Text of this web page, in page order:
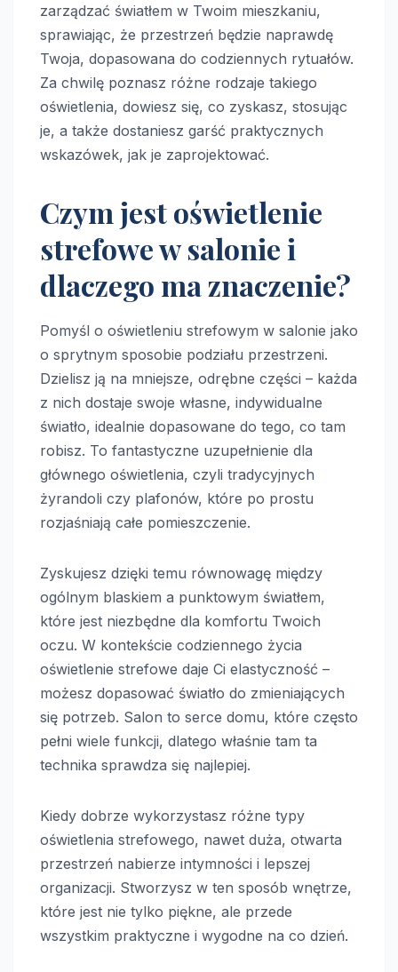
zarządzać światłem w Twoim mieszkaniu,
sprawiając, że przestrzeń będzie naprawdę
Twoja, dopasowana do codziennych rytuałów.
Za chwilę poznasz różne rodzaje takiego
oświetlenia, dowiesz się, co zyskasz, stosując
je, a także dostaniesz garść praktycznych
wskazówek, jak je zaprojektować.
Czym jest oświetlenie
strefowe w salonie i
dlaczego ma znaczenie?
Pomyśl o oświetleniu strefowym w salonie jako
o sprytnym sposobie podziału przestrzeni.
Dzielisz ją na mniejsze, odrębne części – każda
z nich dostaje swoje własne, indywidualne
światło, idealnie dopasowane do tego, co tam
robisz. To fantastyczne uzupełnienie dla
głównego oświetlenia, czyli tradycyjnych
żyrandoli czy plafonów, które po prostu
rozjaśniają całe pomieszczenie.
Zyskujesz dzięki temu równowagę między
ogólnym blaskiem a punktowym światłem,
które jest niezbędne dla komfortu Twoich
oczu. W kontekście codziennego życia
oświetlenie strefowe daje Ci elastyczność –
możesz dopasować światło do zmieniających
się potrzeb. Salon to serce domu, które często
pełni wiele funkcji, dlatego właśnie tam ta
technika sprawdza się najlepiej.
Kiedy dobrze wykorzystasz różne typy
oświetlenia strefowego, nawet duża, otwarta
przestrzeń nabierze intymności i lepszej
organizacji. Stworzysz w ten sposób wnętrze,
które jest nie tylko piękne, ale przede
wszystkim praktyczne i wygodne na co dzień.